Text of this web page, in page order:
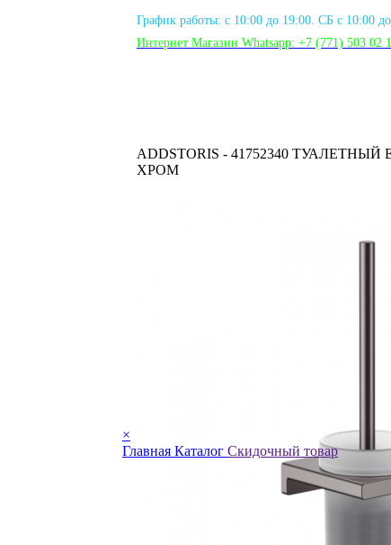
График работы: с 10:00 до 19:00. СБ с 10:00
Интернет Магазин Whatsapp: +7 (771) 503 02
×
Главная Каталог Скидочный товар
ADDSTORIS - 41752340
ХРОМ